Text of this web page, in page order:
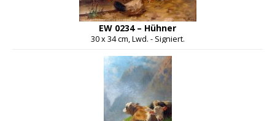
EW 0234 – Hühner
30 x 34 cm, Lwd. - Signiert.